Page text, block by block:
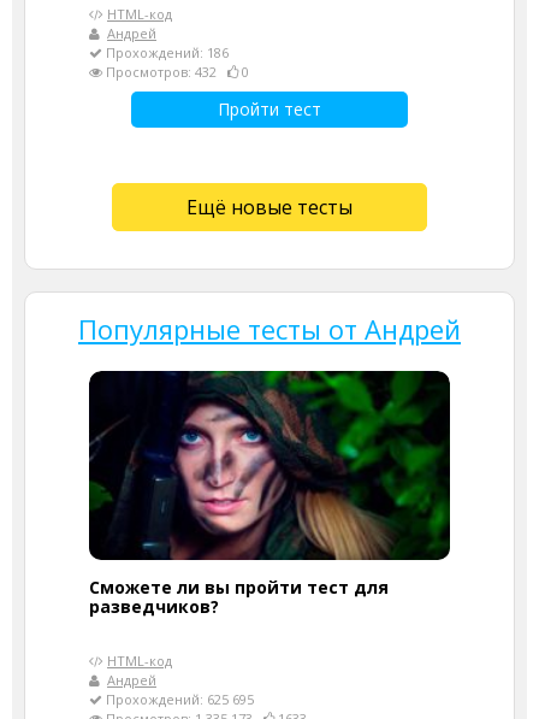
HTML-код
Андрей
Прохождений: 186
Просмотров: 432
0
Пройти тест
Ещё новые тесты
Популярные тесты от Андрей
Сможете ли вы пройти тест для
разведчиков?
HTML-код
Андрей
Прохождений: 625 695